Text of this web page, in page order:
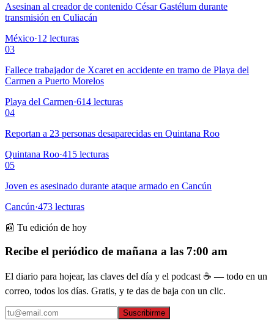
Asesinan al creador de contenido César Gastélum durante
transmisión en Culiacán
México·12 lecturas
03
Fallece trabajador de Xcaret en accidente en tramo de Playa del
Carmen a Puerto Morelos
Playa del Carmen·614 lecturas
04
Reportan a 23 personas desaparecidas en Quintana Roo
Quintana Roo·415 lecturas
05
Joven es asesinado durante ataque armado en Cancún
Cancún·473 lecturas
📰 Tu edición de hoy
Recibe el periódico de mañana a las 7:00 am
El diario para hojear, las claves del día y el podcast ☕ — todo en un
correo, todos los días. Gratis, y te das de baja con un clic.
Suscribirme